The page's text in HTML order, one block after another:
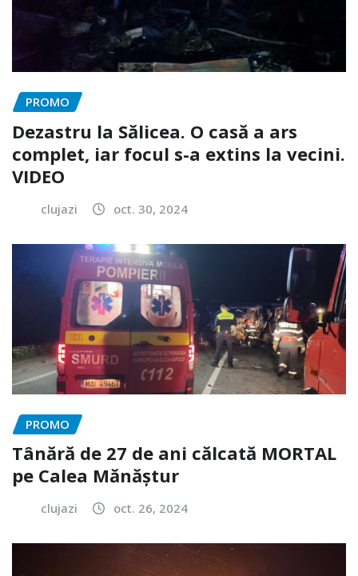
PROMO
Dezastru la Sălicea. O casă a ars
complet, iar focul s-a extins la vecini.
VIDEO
clujazi oct. 30, 2024
PROMO
Tânără de 27 de ani călcată MORTAL
pe Calea Mănăștur
clujazi oct. 26, 2024